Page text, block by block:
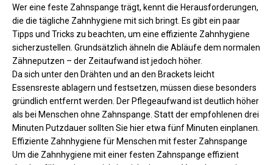
Wer eine feste Zahnspange trägt, kennt die Herausforderungen,
die die tägliche Zahnhygiene mit sich bringt. Es gibt ein paar
Tipps und Tricks zu beachten, um eine effiziente Zahnhygiene
sicherzustellen. Grundsätzlich ähneln die Abläufe dem normalen
Zähneputzen – der Zeitaufwand ist jedoch höher.
Da sich unter den Drähten und an den Brackets leicht
Essensreste ablagern und festsetzen, müssen diese besonders
gründlich entfernt werden. Der Pflegeaufwand ist deutlich höher
als bei Menschen ohne Zahnspange. Statt der empfohlenen drei
Minuten Putzdauer sollten Sie hier etwa fünf Minuten einplanen.
Effiziente Zahnhygiene für Menschen mit fester Zahnspange
Um die Zahnhygiene mit einer festen Zahnspange effizient